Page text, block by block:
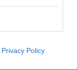
Privacy Policy
valgyti nuo